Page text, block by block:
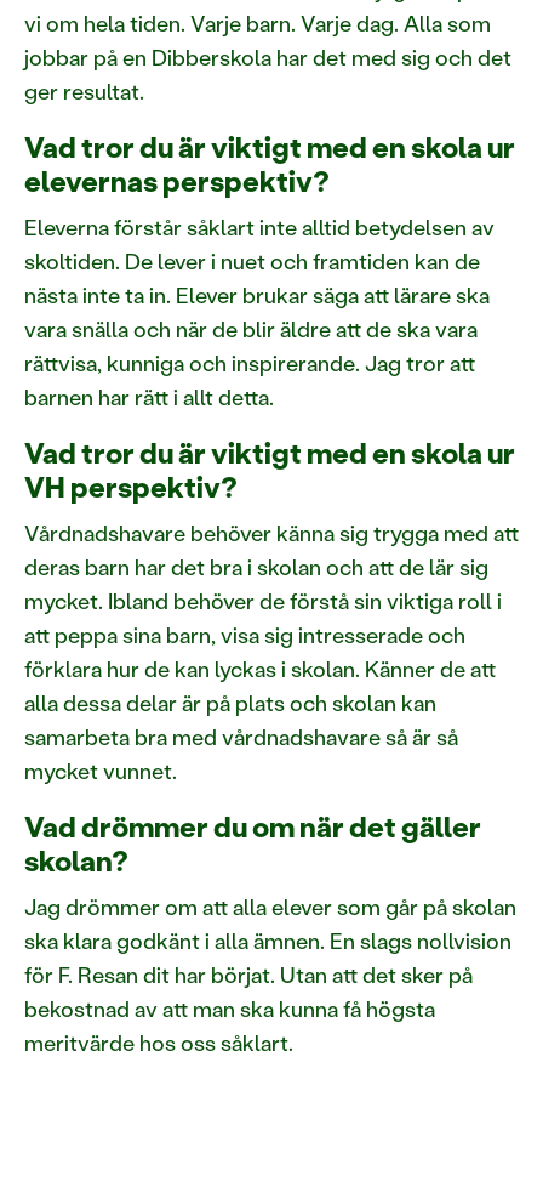
vi om hela tiden. Varje barn. Varje dag. Alla som
jobbar på en Dibberskola har det med sig och det
ger resultat.
Vad tror du är viktigt med en skola ur
elevernas perspektiv?
Eleverna förstår såklart inte alltid betydelsen av
skoltiden. De lever i nuet och framtiden kan de
nästa inte ta in. Elever brukar säga att lärare ska
vara snälla och när de blir äldre att de ska vara
rättvisa, kunniga och inspirerande. Jag tror att
barnen har rätt i allt detta.
Vad tror du är viktigt med en skola ur
VH perspektiv?
Vårdnadshavare behöver känna sig trygga med att
deras barn har det bra i skolan och att de lär sig
mycket. Ibland behöver de förstå sin viktiga roll i
att peppa sina barn, visa sig intresserade och
förklara hur de kan lyckas i skolan. Känner de att
alla dessa delar är på plats och skolan kan
samarbeta bra med vårdnadshavare så är så
mycket vunnet.
Vad drömmer du om när det gäller
skolan?
Jag drömmer om att alla elever som går på skolan
ska klara godkänt i alla ämnen. En slags nollvision
för F. Resan dit har börjat. Utan att det sker på
bekostnad av att man ska kunna få högsta
meritvärde hos oss såklart.